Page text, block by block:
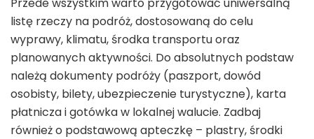
listę rzeczy na podróż, dostosowaną do celu
wyprawy, klimatu, środka transportu oraz
planowanych aktywności. Do absolutnych podstaw
należą dokumenty podróży (paszport, dowód
osobisty, bilety, ubezpieczenie turystyczne), karta
płatnicza i gotówka w lokalnej walucie. Zadbaj
również o podstawową apteczkę – plastry, środki